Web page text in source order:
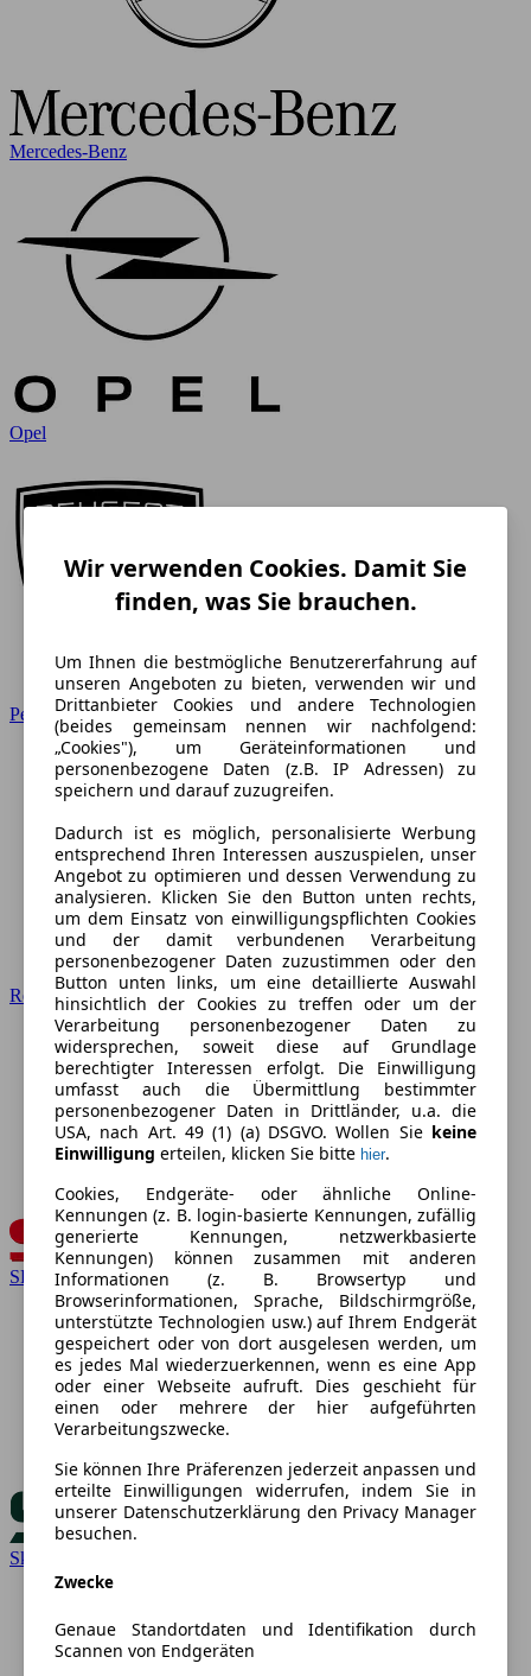
Wir verwenden Cookies. Damit Sie
finden, was Sie brauchen.
Um Ihnen die bestmögliche Benutzererfahrung auf
unseren Angeboten zu bieten, verwenden wir und
Drittanbieter Cookies und andere Technologien
(beides gemeinsam nennen wir nachfolgend:
„Cookies"), um Geräteinformationen und
personenbezogene Daten (z.B. IP Adressen) zu
speichern und darauf zuzugreifen.
Dadurch ist es möglich, personalisierte Werbung
entsprechend Ihren Interessen auszuspielen, unser
Angebot zu optimieren und dessen Verwendung zu
analysieren. Klicken Sie den Button unten rechts,
um dem Einsatz von einwilligungspflichten Cookies
und der damit verbundenen Verarbeitung
personenbezogener Daten zuzustimmen oder den
Button unten links, um eine detaillierte Auswahl
hinsichtlich der Cookies zu treffen oder um der
Verarbeitung personenbezogener Daten zu
widersprechen, soweit diese auf Grundlage
berechtigter Interessen erfolgt. Die Einwilligung
umfasst auch die Übermittlung bestimmter
personenbezogener Daten in Drittländer, u.a. die
USA, nach Art. 49 (1) (a) DSGVO. Wollen Sie keine
Einwilligung erteilen, klicken Sie bitte hier.
Cookies, Endgeräte- oder ähnliche Online-
Kennungen (z. B. login-basierte Kennungen, zufällig
generierte Kennungen, netzwerkbasierte
Kennungen) können zusammen mit anderen
Informationen (z. B. Browsertyp und
Browserinformationen, Sprache, Bildschirmgröße,
unterstützte Technologien usw.) auf Ihrem Endgerät
gespeichert oder von dort ausgelesen werden, um
es jedes Mal wiederzuerkennen, wenn es eine App
oder einer Webseite aufruft. Dies geschieht für
einen oder mehrere der hier aufgeführten
Verarbeitungszwecke.
Sie können Ihre Präferenzen jederzeit anpassen und
erteilte Einwilligungen widerrufen, indem Sie in
unserer Datenschutzerklärung den Privacy Manager
besuchen.
Zwecke
Genaue Standortdaten und Identifikation durch
Scannen von Endgeräten
Mercedes-Benz
Opel
Peugeot
Renault
SEAT
Skoda